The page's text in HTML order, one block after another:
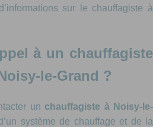
sur le chauffagiste à
à un chauffagiste
le-Grand ?
un chauffagiste à Noisy-le-
système de chauffage et de la